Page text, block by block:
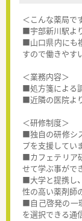
＜こんな薬局で
■宇部新川駅よ
■山口県内にも
すので働きやす
＜業務内容＞
■処方箋による
■近隣の医院よ
＜研修制度＞
■独自の研修シ
プを支援してい
■カフェテリア
せて学ぶ事がで
■大学と提携し
性の高い薬剤師
■自己啓発の一
を選択できる通